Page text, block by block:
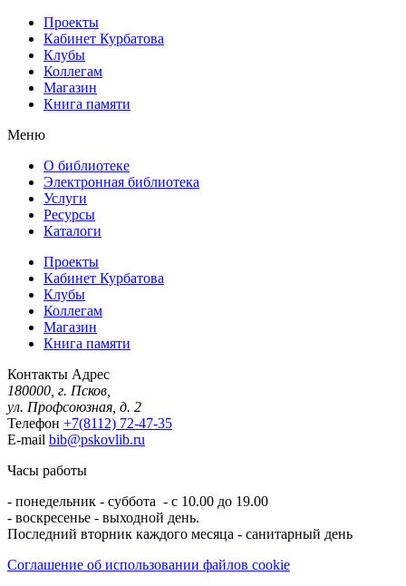
Проекты
Кабинет Курбатова
Клубы
Коллегам
Магазин
Книга памяти
Меню
О библиотеке
Электронная библиотека
Услуги
Ресурсы
Каталоги
Проекты
Кабинет Курбатова
Клубы
Коллегам
Магазин
Книга памяти
Контакты Адрес
180000, г. Псков,
ул. Профсоюзная, д. 2
Телефон +7(8112) 72-47-35
E-mail bib@pskovlib.ru
Часы работы
- понедельник - суббота - с 10.00 до 19.00
- воскресенье - выходной день.
Последний вторник каждого месяца - санитарный день
Соглашение об использовании файлов cookie